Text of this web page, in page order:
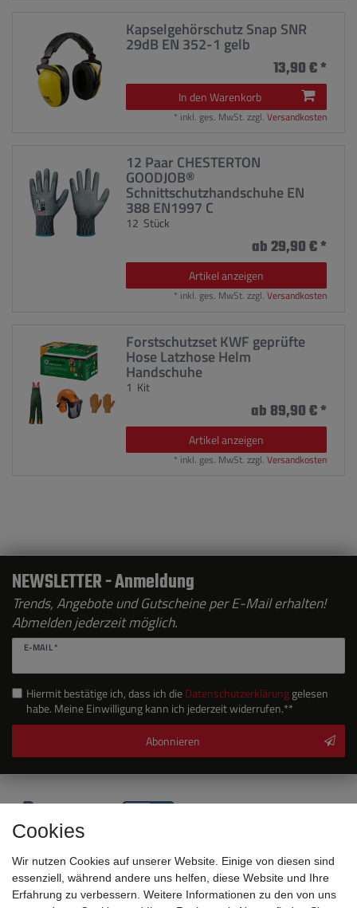
Kapselgehörschutz Snap SNR
29dB EN 352-1 gelb
13,90 € *
In den Warenkorb
* inkl. ges. MwSt. zzgl. Versandkosten
12 Paar CHESTERTON
GOODJOB®
Schnittschutzhandschuhe EN
388 EN1997 C
ab 29,90 € *
12 Stück
Artikel anzeigen
* inkl. ges. MwSt. zzgl. Versandkosten
Forstschutzset KWF geprüfte
Hose Latzhose Helm
Handschuhe
ab 89,90 € *
1 Kit
Artikel anzeigen
* inkl. ges. MwSt. zzgl. Versandkosten
NEWSLETTER - Anmeldung
Trends, Angebote und Gutscheine per E-Mail erhalten!
Abmelden jederzeit möglich.
E-MAIL *
Hiermit bestätige ich, dass ich dieDaten­schutz­erklärunggelesen
habe. Meine Einwilligung kann ich jederzeit widerrufen.**
Abonnieren
Cookies
Wir nutzen Cookies auf unserer Website. Einige von diesen sind
essenziell, während andere uns helfen, diese Website und Ihre
Erfahrung zu verbessern. Weitere Informationen zu den von uns